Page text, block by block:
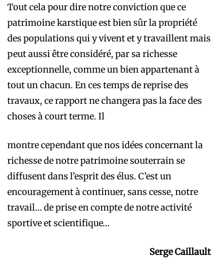
Tout cela pour dire notre conviction que ce
patrimoine karstique est bien sûr la propriété
des populations qui y vivent et y travaillent mais
peut aussi être considéré, par sa richesse
exceptionnelle, comme un bien appartenant à
tout un chacun. En ces temps de reprise des
travaux, ce rapport ne changera pas la face des
choses à court terme. Il
montre cependant que nos idées concernant la
richesse de notre patrimoine souterrain se
diffusent dans l’esprit des élus. C’est un
encouragement à continuer, sans cesse, notre
travail… de prise en compte de notre activité
sportive et scientifique…
Serge Caillault